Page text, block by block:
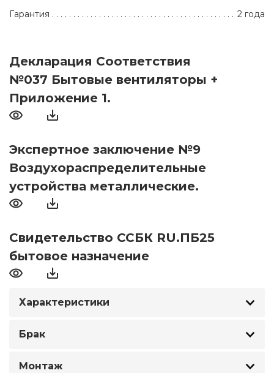
Гарантия
2 года
Декларация Соответствия
№037 Бытовые вентиляторы +
Приложение 1.
Экспертное заключение №9
Воздухораспределительные
устройства металлические.
Свидетельство ССБК RU.ПБ25
бытовое назначение
Характеристики
Брак
Монтаж